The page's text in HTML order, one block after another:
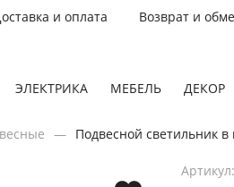
и оплата Возврат и
ЭЛЕКТРИКА МЕБЕЛЬ ДЕКОР
Подвесной светильник